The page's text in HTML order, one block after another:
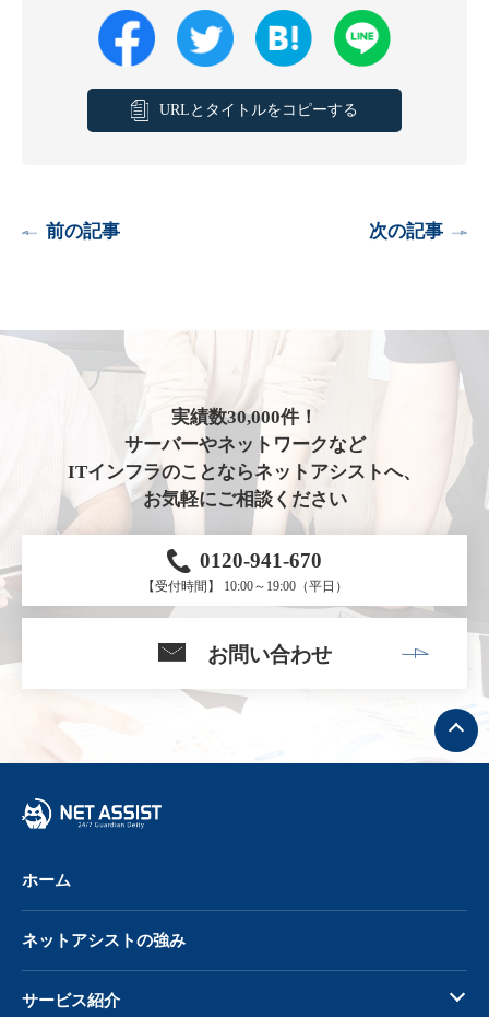
URLとタイトルをコピーする
前の記事 次の記事
実績数30,000件！
サーバーやネットワークなど
ITインフラのことならネットアシストへ、
お気軽にご相談ください
0120-941-670
【受付時間】 10:00～19:00（平日）
お問い合わせ
ト
ッ
プ
へ
ホーム
ネットアシストの強み
サービス紹介